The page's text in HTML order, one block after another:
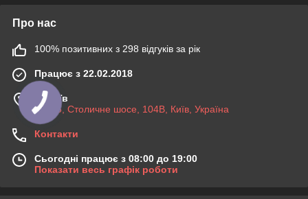
Про нас
100% позитивних з 298 відгуків за рік
Працює з 22.02.2018
м. Київ
03045, Столичне шосе, 104B, Київ, Україна
Контакти
Сьогодні працює з 08:00 до 19:00
Показати весь графік роботи